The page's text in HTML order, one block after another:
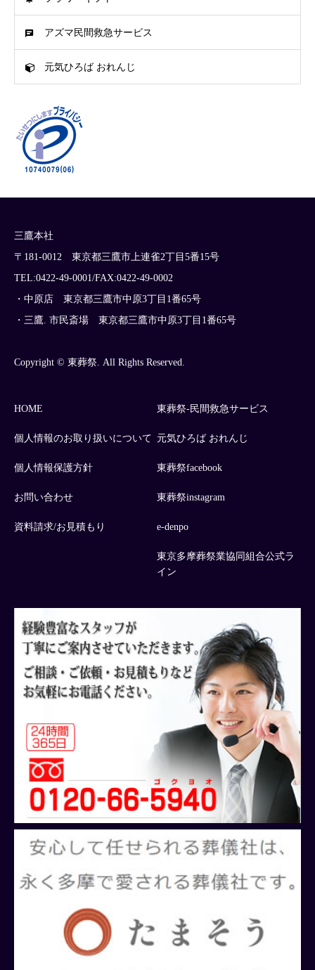
アズマ民間救急サービス
元気ひろば おれんじ
三鷹本社
〒181-0012 東京都三鷹市上連雀2丁目5番15号
TEL:0422-49-0001/FAX:0422-49-0002
・中原店 東京都三鷹市中原3丁目1番65号
・三鷹. 市民斎場 東京都三鷹市中原3丁目1番65号
Copyright © 東葬祭. All Rights Reserved.
HOME
個人情報のお取り扱いについて
個人情報保護方針
お問い合わせ
資料請求/お見積もり
東葬祭-民間救急サービス
元気ひろば おれんじ
東葬祭facebook
東葬祭instagram
e-denpo
東京多摩葬祭業協同組合公式ラ
イン